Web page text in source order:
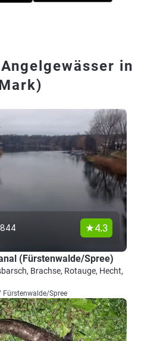
in
844 4.3
(Fürstenwalde/Spree)
Brachse, Rotauge, Hecht,
Fürstenwalde/Spree